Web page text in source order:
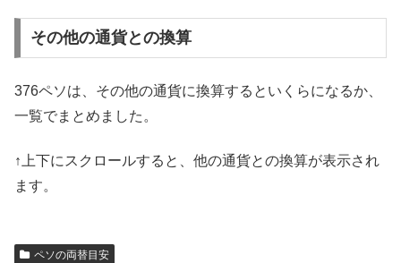
その他の通貨との換算
376ペソは、その他の通貨に換算するといくらになるか、
一覧でまとめました。
↑上下にスクロールすると、他の通貨との換算が表示され
ます。
ペソの両替目安